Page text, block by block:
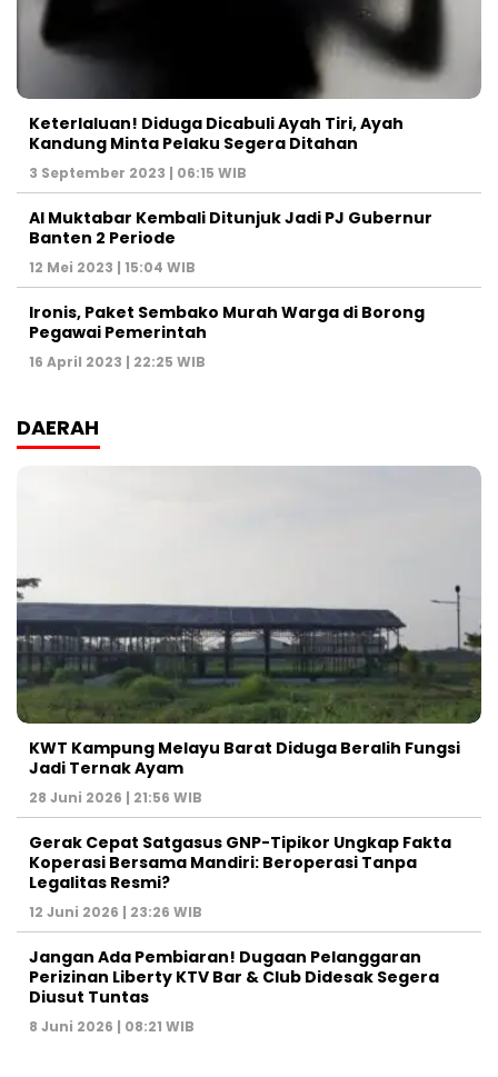
Keterlaluan! Diduga Dicabuli Ayah Tiri, Ayah
Kandung Minta Pelaku Segera Ditahan
3 September 2023 | 06:15 WIB
Al Muktabar Kembali Ditunjuk Jadi PJ Gubernur
Banten 2 Periode
12 Mei 2023 | 15:04 WIB
Ironis, Paket Sembako Murah Warga di Borong
Pegawai Pemerintah
16 April 2023 | 22:25 WIB
DAERAH
KWT Kampung Melayu Barat Diduga Beralih Fungsi
Jadi Ternak Ayam
28 Juni 2026 | 21:56 WIB
Gerak Cepat Satgasus GNP-Tipikor Ungkap Fakta
Koperasi Bersama Mandiri: Beroperasi Tanpa
Legalitas Resmi?
12 Juni 2026 | 23:26 WIB
Jangan Ada Pembiaran! Dugaan Pelanggaran
Perizinan Liberty KTV Bar & Club Didesak Segera
Diusut Tuntas
8 Juni 2026 | 08:21 WIB